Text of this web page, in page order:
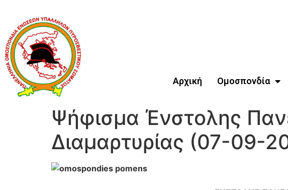
Αρχική Ομοσπονδία
Ψήφισμα Ένστολης
Διαμαρτυρίας (07-09-